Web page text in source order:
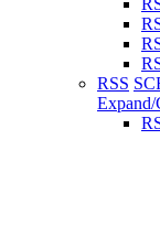
RSS
Expand/